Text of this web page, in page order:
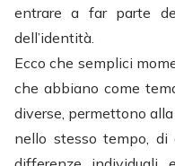
entrare a far parte
dell’identità.
Ecco che semplici
che abbiano come
diverse, permettono
nello stesso tempo, di